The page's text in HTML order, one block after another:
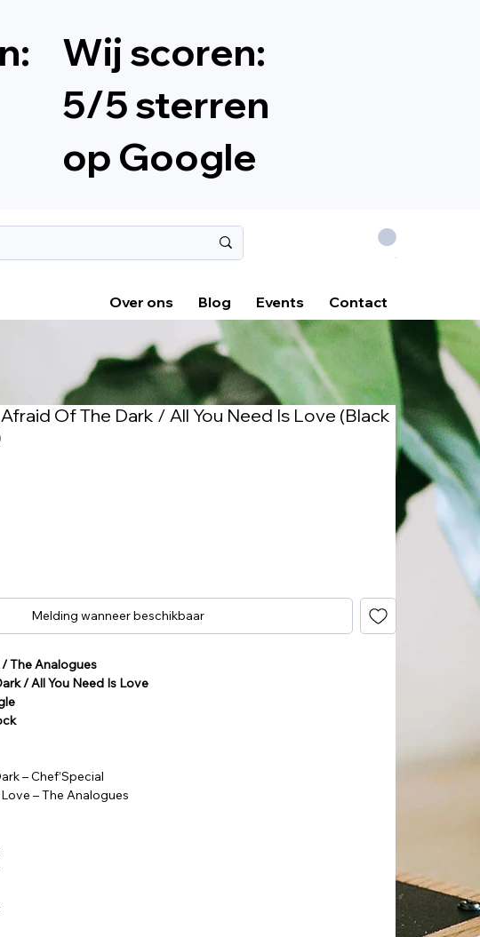
Wij scoren:
5/5 sterren
op Google
.
Over ons Blog Events Contact
Of The Dark / All You Need Is Love (Black
Melding wanneer beschikbaar
The Analogues
/ All You Need Is Love
– Chef’Special
– The Analogues